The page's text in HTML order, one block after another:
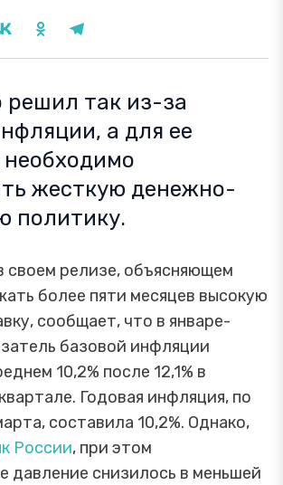
решил так из-за
а для ее
жесткую денежно-
политику.
своем релизе, объясняющем
более пяти месяцев высокую
сообщает, что в январе-
базовой инфляции
10,2% после 12,1% в
Годовая инфляция, по
составила 10,2%. Однако,
России, при этом
давление снизилось в меньшей